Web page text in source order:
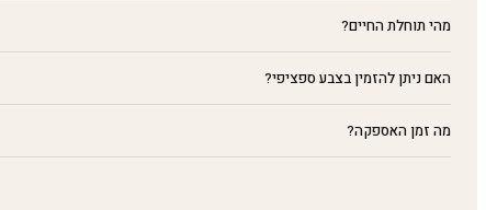
מהי תוחלת החיים?
האם ניתן להזמין בצבע ספציפי?
מה זמן האספקה?